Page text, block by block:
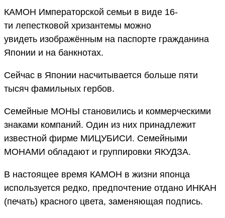
КАМОН Императорской семьи в виде 16-
ти лепестковой хризантемы можно
увидеть изображённым на паспорте гражданина
Японии и на банкнотах.
Сейчас в Японии насчитывается больше пяти
тысяч фамильных гербов.
Семейные МОНЫ становились и коммерческими
знаками компаний. Один из них принадлежит
известной фирме МИЦУБИСИ. Семейными
МОНАМИ обладают и группировки ЯКУДЗА.
В настоящее время КАМОН в жизни японца
используется редко, предпочтение отдано ИНКАН
(печать) красного цвета, заменяющая подпись.